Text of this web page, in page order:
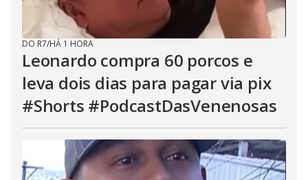
DO R7/HÁ 1 HORA
Leonardo compra 60 porcos e
leva dois dias para pagar via pix
#Shorts #PodcastDasVenenosas